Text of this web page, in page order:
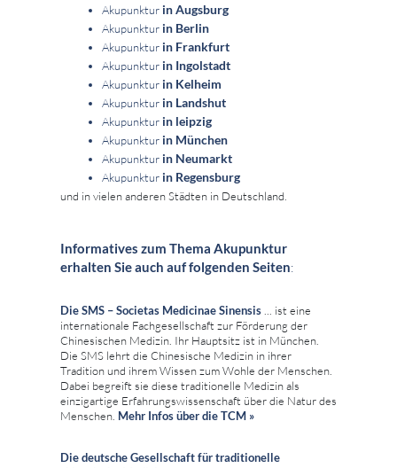
Akupunktur in Augsburg
Akupunktur in Berlin
Akupunktur in Frankfurt
Akupunktur in Ingolstadt
Akupunktur in Kelheim
Akupunktur in Landshut
Akupunktur in leipzig
Akupunktur in München
Akupunktur in Neumarkt
Akupunktur in Regensburg
und in vielen anderen Städten in Deutschland.
Informatives zum Thema Akupunktur
erhalten Sie auch auf folgenden Seiten:
Die SMS – Societas Medicinae Sinensis ... ist eine
internationale Fachgesellschaft zur Förderung der
Chinesischen Medizin. Ihr Hauptsitz ist in München.
Die SMS lehrt die Chinesische Medizin in ihrer
Tradition und ihrem Wissen zum Wohle der Menschen.
Dabei begreift sie diese traditionelle Medizin als
einzigartige Erfahrungswissenschaft über die Natur des
Menschen. Mehr Infos über die TCM »
Die deutsche Gesellschaft für traditionelle